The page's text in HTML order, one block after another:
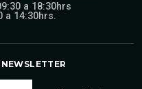
a 18:30hrs
a 14:30hrs.